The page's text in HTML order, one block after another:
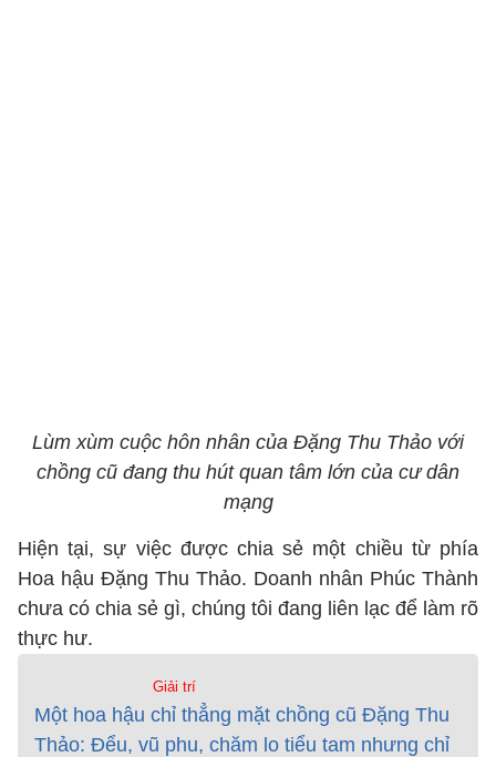
Lùm xùm cuộc hôn nhân của Đặng Thu Thảo với
chồng cũ đang thu hút quan tâm lớn của cư dân
mạng
Hiện tại, sự việc được chia sẻ một chiều từ phía
Hoa hậu Đặng Thu Thảo. Doanh nhân Phúc Thành
chưa có chia sẻ gì, chúng tôi đang liên lạc để làm rõ
thực hư.
Giải trí
Một hoa hậu chỉ thẳng mặt chồng cũ Đặng Thu
Thảo: Đểu, vũ phu, chăm lo tiểu tam nhưng chỉ